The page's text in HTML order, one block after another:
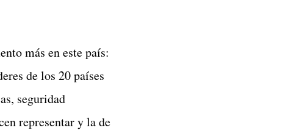
más en este país:
de los 20 países
seguridad
representar y la de